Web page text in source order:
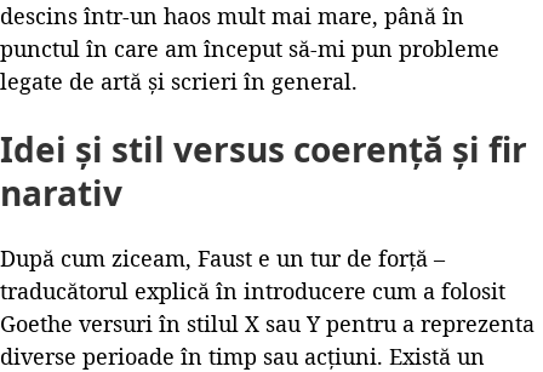
descins într-un haos mult mai mare, până în
punctul în care am început să-mi pun probleme
legate de artă și scrieri în general.
Idei și stil versus coerență și fir
narativ
După cum ziceam, Faust e un tur de forță –
traducătorul explică în introducere cum a folosit
Goethe versuri în stilul X sau Y pentru a reprezenta
diverse perioade în timp sau acțiuni. Există un